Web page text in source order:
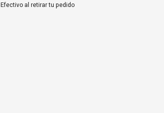
Efectivo al retirar tu pedido